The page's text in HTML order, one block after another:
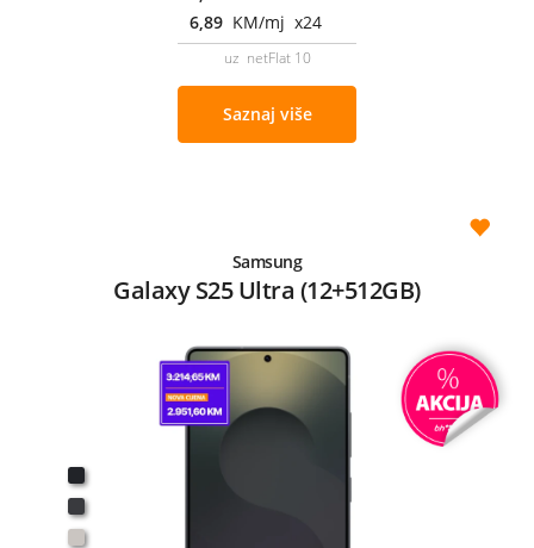
6,89 KM/mj x24
uz netFlat 10
Saznaj više
Samsung
Galaxy S25 Ultra (12+512GB)